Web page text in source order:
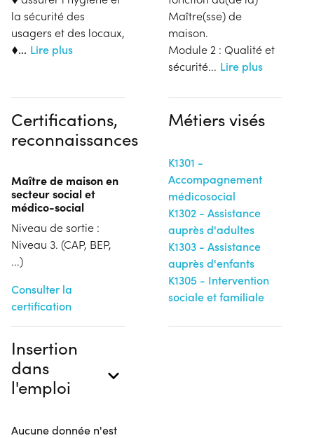
la sécurité des
usagers et des locaux,
♦... Lire plus
Maître(sse) de
maison.
Module 2 : Qualité et
sécurité... Lire plus
Certifications,
reconnaissances
Maître de maison en
secteur social et
médico-social
Niveau de sortie :
Niveau 3. (CAP, BEP,
...)
Consulter la
certification
Métiers visés
K1301 -
Accompagnement
médicosocial
K1302 - Assistance
auprès d'adultes
K1303 - Assistance
auprès d'enfants
K1305 - Intervention
sociale et familiale
Insertion
dans
l'emploi
Aucune donnée n'est